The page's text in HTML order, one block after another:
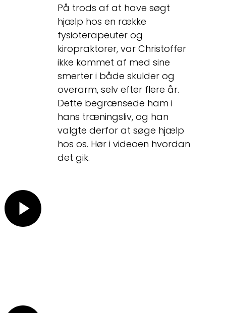
På trods af at have søgt
hjælp hos en række
fysioterapeuter og
kiropraktorer, var Christoffer
ikke kommet af med sine
smerter i både skulder og
overarm, selv efter flere år.
Dette begrænsede ham i
hans træningsliv, og han
valgte derfor at søge hjælp
hos os. Hør i videoen hvordan
det gik.